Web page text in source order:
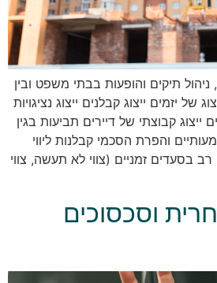
ניהול תיקים והופעות בבתי משפט ובין
של יזמים ייצוג קבלנים ייצוג נציגויות
קבוצתי של דיירים תביעות בגין
והפרת הסכמי קבלנות ליווי
רב בסעדים זמניים (צווי לא תעשה, צווי
וסכסוכים